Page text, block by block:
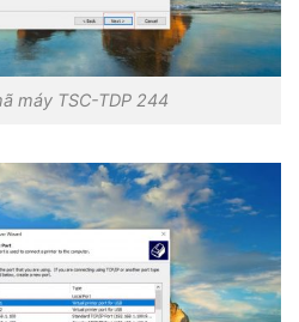
máy TSC-TDP 244